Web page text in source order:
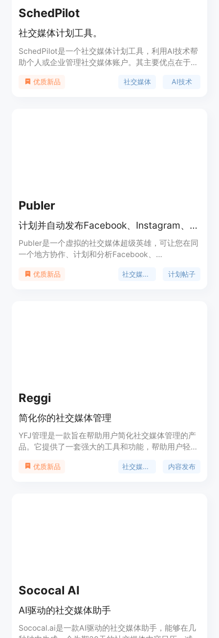
SchedPilot
社交媒体计划工具。
SchedPilot是一个社交媒体计划工具，利用AI技术帮
助个人或企业管理社交媒体账户。其主要优点在于支
插件等功能，旨在帮助用户轻松提高社交媒体影响
优质新品 社交媒体 AI技术
Publer
计划并自动发布Facebook、Instagram、TikTok、LinkedIn等社交媒体上的内容
Publer是一个虚拟的社交媒体超级英雄，可让您在同
一个地方协作、计划和分析Facebook、
Pinterest、Google Business、YouTube、
优质新品 社交媒体管理 计划帖子
Reggi
简化你的社交媒体管理
YFJ管理是一款旨在帮助用户简化社交媒体管理的产
品。它提供了一套强大的工具和功能，帮助用户轻松
粉丝互动。无论是个人用户还是品牌机构，YFJ管理
优质新品 社交媒体管理 内容发布
Sococal AI
AI驱动的社交媒体助手
Sococal.ai是一款AI驱动的社交媒体助手，能够在几